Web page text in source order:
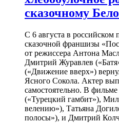
сказочному
С 6 августа в
сказочной франшизы
от режиссера Антона
Дмитрий Журавлев
(«Движение вверх»)
Ясного Сокола. Актер
самостоятельно. В
(«Турецкий гамбит»),
велению»), Татьяна
полосы»), и Дмитрий